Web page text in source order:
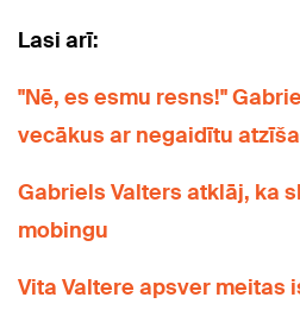
Lasi arī:
"Nē, es esmu resns!"
vecākus ar negaidītu
Gabriels Valters atklāj, ka
mobingu
Vita Valtere apsver meitas